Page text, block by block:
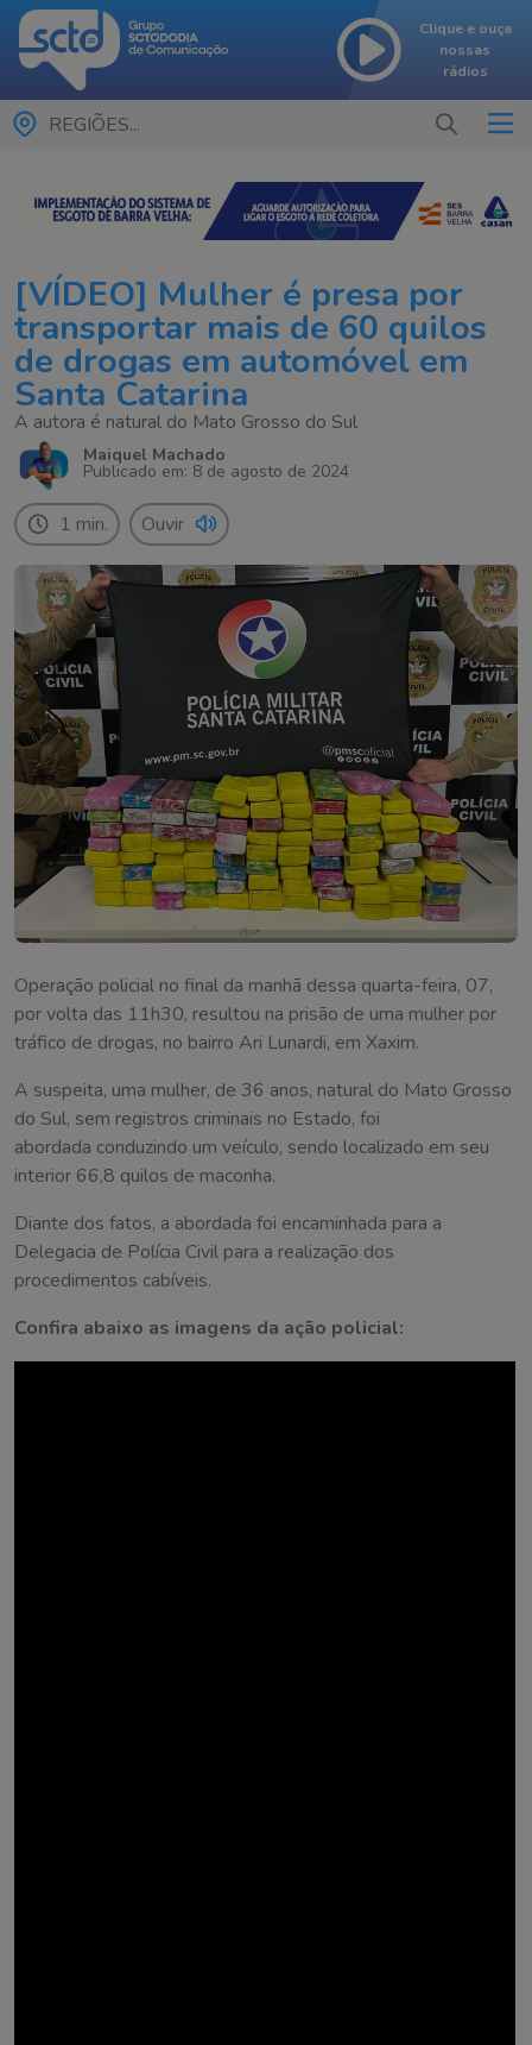
Clique e ouça
nossas
rádios
REGIÕES...
[VÍDEO] Mulher é presa por
transportar mais de 60 quilos
de drogas em automóvel em
Santa Catarina
A autora é natural do Mato Grosso do Sul
Maiquel Machado
Publicado em: 8 de agosto de 2024
1 min. Ouvir
Operação policial no final da manhã dessa quarta-feira, 07,
por volta das 11h30, resultou na prisão de uma mulher por
tráfico de drogas, no bairro Ari Lunardi, em Xaxim.
A suspeita, uma mulher, de 36 anos, natural do Mato Grosso
do Sul, sem registros criminais no Estado, foi
abordada conduzindo um veículo, sendo localizado em seu
interior 66,8 quilos de maconha.
Diante dos fatos, a abordada foi encaminhada para a
Delegacia de Polícia Civil para a realização dos
procedimentos cabíveis.
Confira abaixo as imagens da ação policial: